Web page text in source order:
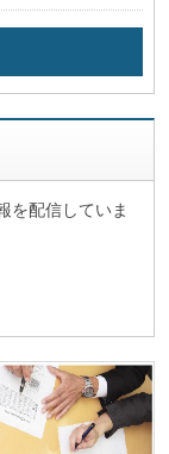
を配信していま